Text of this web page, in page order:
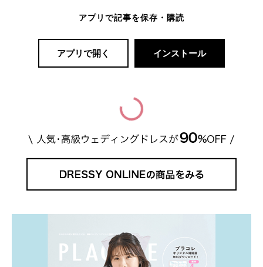
アプリで記事を保存・購読
アプリで開く インストール